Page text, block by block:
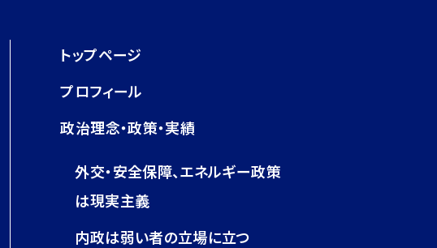
トップページ
プロフィール
政治理念・政策・実績
外交・安全保障、エネルギー政策
は現実主義
内政は弱い者の立場に立つ